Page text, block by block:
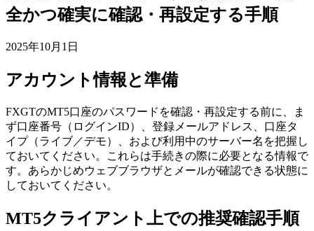
全かつ確実に確認・再設定する手順
2025年10月1日
アカウント情報と準備
FXGTのMT5口座のパスワードを確認・再設定する前に、ま
ず口座番号（ログインID）、登録メールアドレス、口座タ
イプ（ライブ／デモ）、および利用中のサーバー名を把握し
ておいてください。これらは手続きの際に必要となる情報で
す。あらかじめウェブブラウザとメールが確認できる状態に
しておいてください。
MT5クライアント上での推奨確認手順